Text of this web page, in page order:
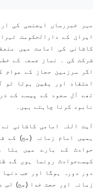
مہر خبررساں ایجنسی کی
ایران کے دارالحکومت
کاشانی کی امامت میں
شرکت کی ۔ نماز جمعہ کے
اگر سرزمین حجاز کے عوام
اعتقاد اور یقین ہوتا تو
تھے آل سعود کے پیسے کے
نابود کرنا چاہتے ہیں۔
آیت اللہ امامی کاشانی
ہمیں امام زمانہ (عج) کے
حوادث کے بارے میں بتا
کیسےحوادث رونما ہوں گے
دور دورہ ہوگا اور جب
زمانہ اور حجت خدا (عج) اس